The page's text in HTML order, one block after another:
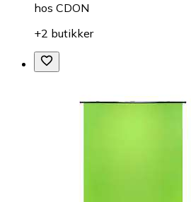
hos CDON
+2 butikker